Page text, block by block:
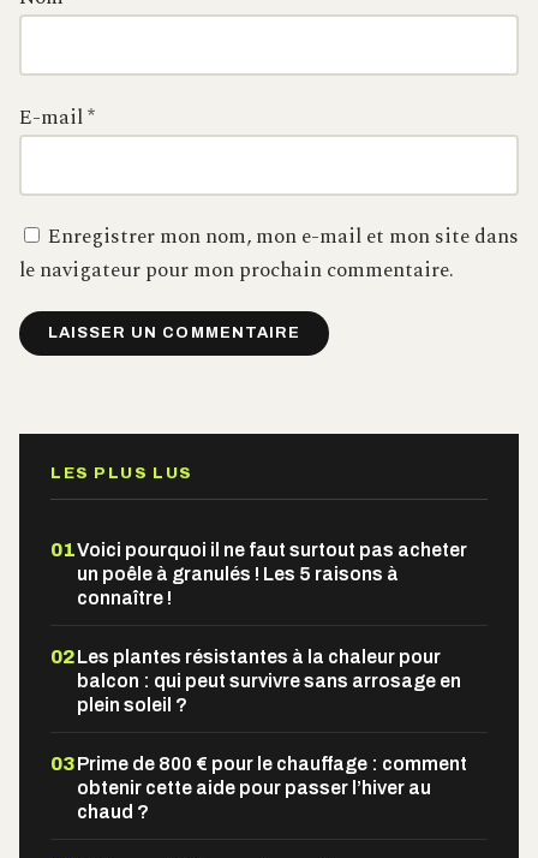
E-mail*
Enregistrer mon nom, mon e-mail et mon site dans
le navigateur pour mon prochain commentaire.
LES PLUS LUS
01Voici pourquoi il ne faut surtout pas acheter
un poêle à granulés ! Les 5 raisons à
connaître !
02Les plantes résistantes à la chaleur pour
balcon : qui peut survivre sans arrosage en
plein soleil ?
03Prime de 800 € pour le chauffage : comment
obtenir cette aide pour passer l’hiver au
chaud ?